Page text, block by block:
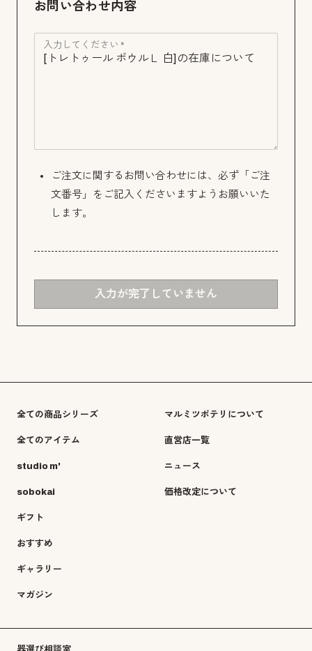
お問い合わせ内容
入力してください *
ご注文に関するお問い合わせには、必ず「ご注
文番号」をご記入くださいますようお願いいた
します。
入力が完了していません
全ての商品シリーズ
全てのアイテム
studio m'
sobokai
ギフト
おすすめ
ギャラリー
マガジン
マルミツポテリについて
直営店一覧
ニュース
価格改定について